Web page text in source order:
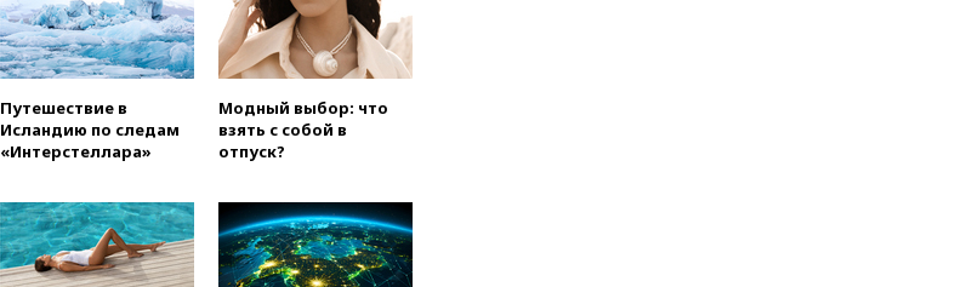
вчера, 23:35Лукашенко
объяснил экономическую
выгоду безвизового режима с
вчера, 22:59На башню
ресторана «Армения» в
вчера, 22:45Литовец
протаранил погранпункт при
попытке попасть в Россию
Путешествие в
Исландию по следам
«Интерстеллара»
Модный выбор: что
взять с собой в
отпуск?